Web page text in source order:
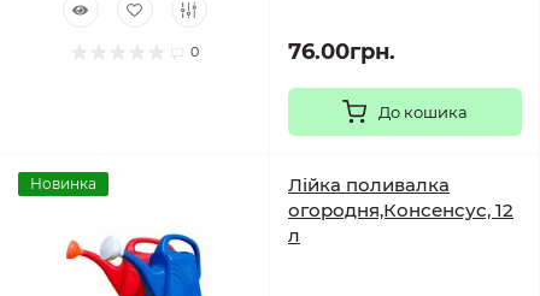
0 76.00грн.
До кошика
Новинка
Лійка поливалка
огородня,Консенсус, 12
л